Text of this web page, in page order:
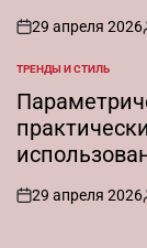
on
29 апреля 2026
ОПУБЛИКОВАНО
В
ТРЕНДЫ И СТИЛЬ
on
29 апреля 2026